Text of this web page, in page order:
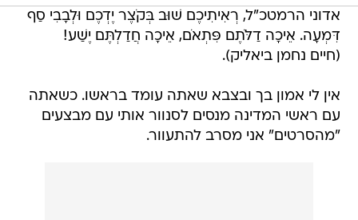
אדוני הרמטכ"ל, רְאִיתִיכֶם שׁוּב בְּקֹצֶר יֶדְכֶם וּלְבָבִי סַף
דִּמְעָה. אֵיכָה דַלֹּתֶם פִּתְאֹם, אֵיכָה חֲדַלְתֶּם יֶשַׁע!
(חיים נחמן ביאליק).
אין לי אמון בך ובצבא שאתה עומד בראשו. כשאתה
עם ראשי המדינה מנסים לסנוור אותי עם מבצעים
"מהסרטים" אני מסרב להתעוור.